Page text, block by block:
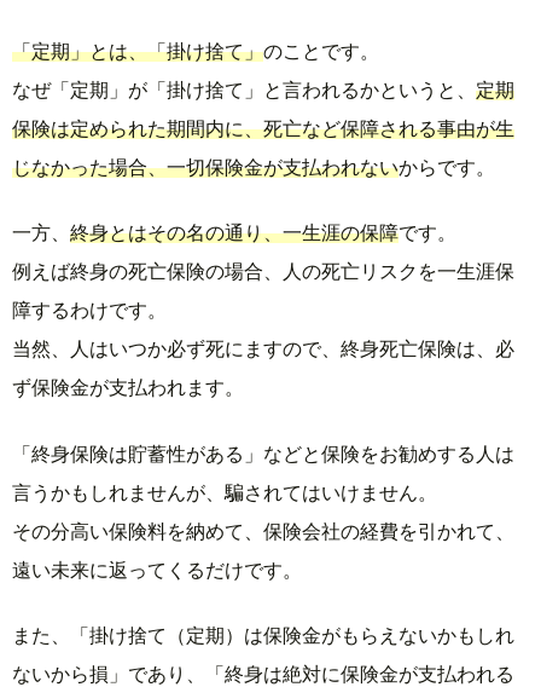
「定期」とは、「掛け捨て」のことです。
なぜ「定期」が「掛け捨て」と言われるかというと、 定期
保険は定められた期間内に、死亡など保障される事由が生
じなかった場合、一切保険金が支払われないからです。
一方、 終身とはその名の通り、一生涯の保障です。
例えば終身の死亡保険の場合、人の死亡リスクを一生涯保
障するわけです。
当然、人はいつか必ず死にますので、終身死亡保険は、必
ず保険金が支払われます。
「終身保険は貯蓄性がある」などと保険をお勧めする人は
言うかもしれませんが、騙されてはいけません。
その分高い保険料を納めて、保険会社の経費を引かれて、
遠い未来に返ってくるだけです。
また、「掛け捨て（定期）は保険金がもらえないかもしれ
ないから損」であり、「終身は絶対に保険金が支払われる